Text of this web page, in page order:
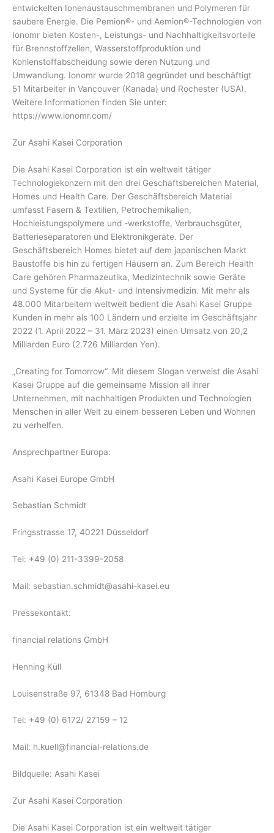
entwickelten Ionenaustauschmembranen und Polymeren für
saubere Energie. Die Pemion®- und Aemion®-Technologien von
Ionomr bieten Kosten-, Leistungs- und Nachhaltigkeitsvorteile
für Brennstoffzellen, Wasserstoffproduktion und
Kohlenstoffabscheidung sowie deren Nutzung und
Umwandlung. Ionomr wurde 2018 gegründet und beschäftigt
51 Mitarbeiter in Vancouver (Kanada) und Rochester (USA).
Weitere Informationen finden Sie unter:
https://www.ionomr.com/
Zur Asahi Kasei Corporation
Die Asahi Kasei Corporation ist ein weltweit tätiger
Technologiekonzern mit den drei Geschäftsbereichen Material,
Homes und Health Care. Der Geschäftsbereich Material
umfasst Fasern & Textilien, Petrochemikalien,
Hochleistungspolymere und -werkstoffe, Verbrauchsgüter,
Batterieseparatoren und Elektronikgeräte. Der
Geschäftsbereich Homes bietet auf dem japanischen Markt
Baustoffe bis hin zu fertigen Häusern an. Zum Bereich Health
Care gehören Pharmazeutika, Medizintechnik sowie Geräte
und Systeme für die Akut- und Intensivmedizin. Mit mehr als
48.000 Mitarbeitern weltweit bedient die Asahi Kasei Gruppe
Kunden in mehr als 100 Ländern und erzielte im Geschäftsjahr
2022 (1. April 2022 – 31. März 2023) einen Umsatz von 20,2
Milliarden Euro (2.726 Milliarden Yen).
„Creating for Tomorrow“. Mit diesem Slogan verweist die Asahi
Kasei Gruppe auf die gemeinsame Mission all ihrer
Unternehmen, mit nachhaltigen Produkten und Technologien
Menschen in aller Welt zu einem besseren Leben und Wohnen
zu verhelfen.
Ansprechpartner Europa:
Asahi Kasei Europe GmbH
Sebastian Schmidt
Fringsstrasse 17, 40221 Düsseldorf
Tel: +49 (0) 211-3399-2058
Mail: sebastian.schmidt@asahi-kasei.eu
Pressekontakt:
financial relations GmbH
Henning Küll
Louisenstraße 97, 61348 Bad Homburg
Tel: +49 (0) 6172/ 27159 – 12
Mail: h.kuell@financial-relations.de
Bildquelle: Asahi Kasei
Zur Asahi Kasei Corporation
Die Asahi Kasei Corporation ist ein weltweit tätiger